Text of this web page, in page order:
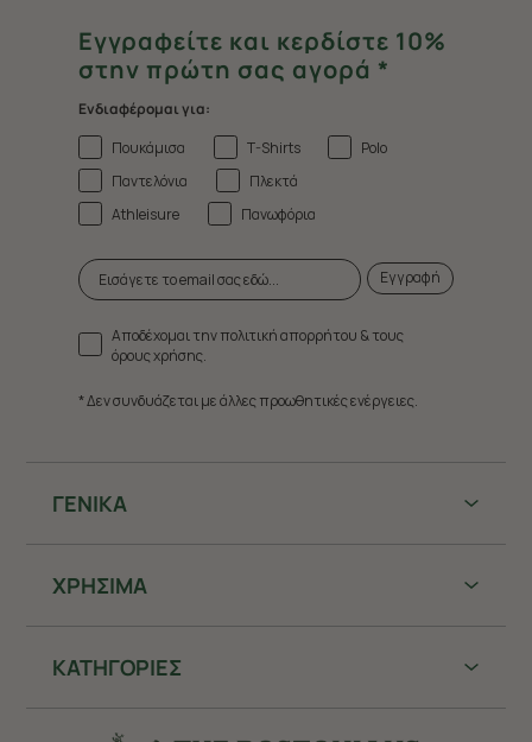
ΓΕΝΙΚΑ
ΧΡHΣΙΜΑ
ΚΑΤΗΓΟΡΙΕΣ
Εγγραφείτε και κερδίστε 10%
στην πρώτη σας αγορά *
Ενδιαφέρομαι για:
Πουκάμισα
T-Shirts
Polo
Παντελόνια
Πλεκτά
Athleisure
Πανωφόρια
Εγγραφή
Αποδέχομαι την πολιτική απορρήτου & τους
όρους χρήσης.
* Δεν συνδυάζεται με άλλες προωθητικές ενέργειες.